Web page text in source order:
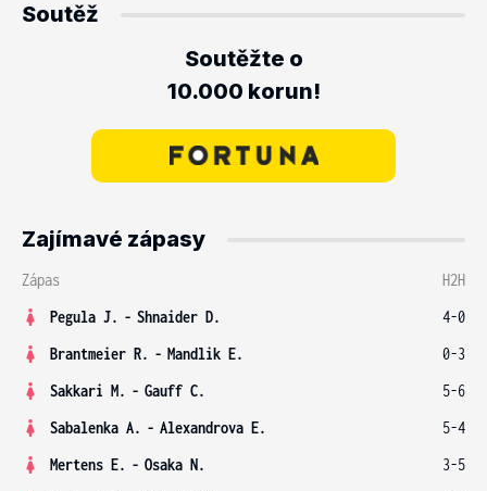
Soutěž
Soutěžte o
10.000 korun!
Zajímavé zápasy
Zápas
H2H
Pegula J. - Shnaider D.
4-0
Brantmeier R. - Mandlik E.
0-3
Sakkari M. - Gauff C.
5-6
Sabalenka A. - Alexandrova E.
5-4
Mertens E. - Osaka N.
3-5